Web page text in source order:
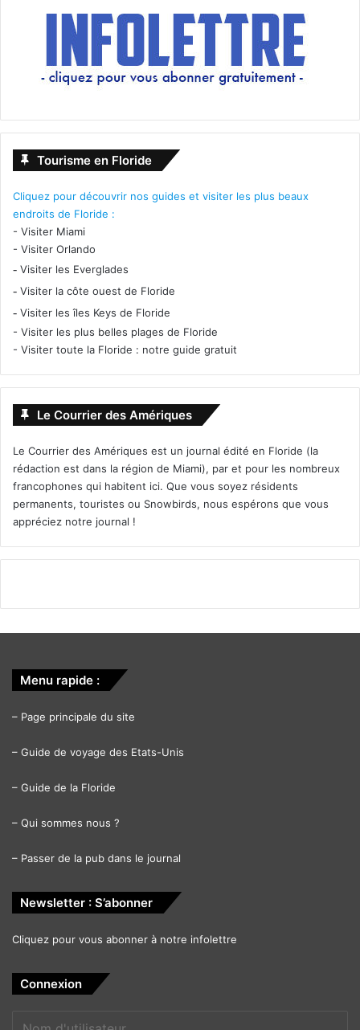
FRANCOPHONES DE
FLORIDE
Décès de Charles Molina
Beaucoup d’émotion suite au décès soudain de Charles
Molina à l’âge de 20 ans, en septembre. On peut retrouver
les tableaux du jeune artiste d’origine belge ici :
www.charlymoly.com
Bienvenue à Rebecca Bourgin !
Rebecca Bourgin est la nouvelle consule adjointe, et chef
part de bons souvenirs de son efficacité !).
Rebecca Bourgin était auparavant consule à l’ambassade
Solidarité Canada/USA
Canada est allé distribué des paniers cadeaux à 20
Harper on compagnie de Danielle Levine Cava, maire de
Tourisme en Floride
Cliquez pour découvrir nos guides et visiter les plus beaux
endroits de Floride :
- Visiter Miami
- Visiter Orlando
- Visiter les Everglades
- Visiter la côte ouest de Floride
- Visiter les îles Keys de Floride
- Visiter les plus belles plages de Floride
- Visiter toute la Floride : notre guide gratuit
Le Courrier des Amériques
Le Courrier des Amériques est un journal édité en Floride (la
rédaction est dans la région de Miami), par et pour les nombreux
francophones qui habitent ici. Que vous soyez résidents
permanents, touristes ou Snowbirds, nous espérons que vous
appréciez notre journal !
Menu rapide :
– Page principale du site
– Guide de voyage des Etats-Unis
– Guide de la Floride
– Qui sommes nous ?
– Passer de la pub dans le journal
Newsletter : S’abonner
Cliquez pour vous abonner à notre infolettre
Connexion